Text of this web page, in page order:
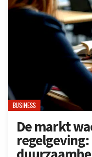
BUSINESS
De markt